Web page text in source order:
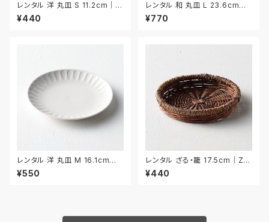
レンタル 洋 丸皿 S 11.2cm｜Y
MS013
¥440
レンタル 和 丸皿 L 23.6cm｜
WML022
¥770
レンタル 洋 丸皿 M 16.1cm｜Y
MM015
¥550
レンタル ざる・籠 17.5cm｜ZA
R034
¥440